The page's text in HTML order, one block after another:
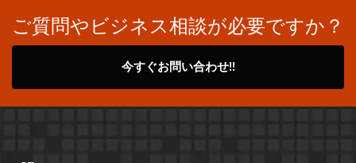
ご質問やビジネス相談が必要ですか？
今すぐお問い合わせ!!